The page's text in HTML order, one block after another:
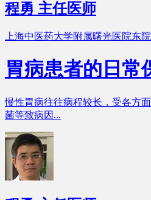
程勇 主任医师
上海中医药大学附属曙光医院东
胃病患者的日常
慢性胃病往往病程较长，受各方
菌等致病因...